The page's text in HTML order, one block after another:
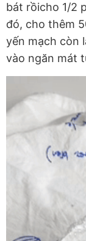
bát rồicho 1/2
đó, cho thêm
yến mạch còn
vào ngăn mát